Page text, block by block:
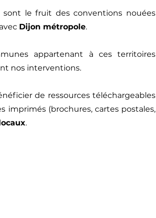
sont le fruit des conventions nouées
Dijon métropole.
appartenant à ces territoires
nos interventions.
de ressources téléchargeables
imprimés (brochures, cartes postales,
.